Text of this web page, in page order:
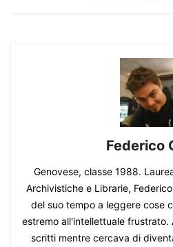
Federico
Genovese, classe 1988.
Archivistiche e Librarie,
del suo tempo a leggere cose
estremo all'intellettuale
scritti mentre cercava di